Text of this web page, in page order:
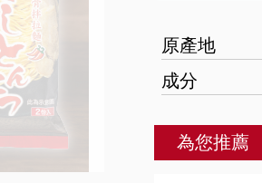
原產地
成分
為您推薦